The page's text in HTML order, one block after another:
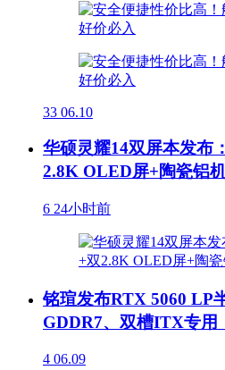
33 06.10
华硕灵耀14双屏本发布
2.8K OLED屏+陶瓷铝
6 24小时前
铭瑄发布RTX 5060 LP
GDDR7、双槽ITX专用
4 06.09